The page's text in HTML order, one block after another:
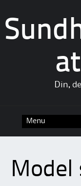
Din,
Model